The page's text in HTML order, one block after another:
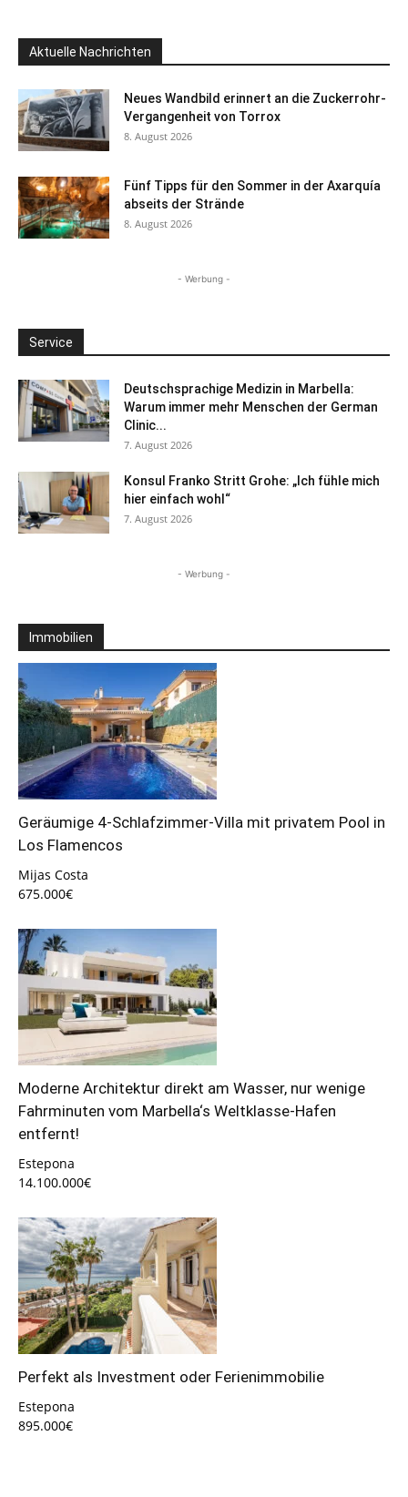
Aktuelle Nachrichten
Neues Wandbild erinnert an die Zuckerrohr-
Vergangenheit von Torrox
8. August 2026
Fünf Tipps für den Sommer in der Axarquía
abseits der Strände
8. August 2026
- Werbung -
Service
Deutschsprachige Medizin in Marbella:
Warum immer mehr Menschen der German
Clinic...
7. August 2026
Konsul Franko Stritt Grohe: „Ich fühle mich
hier einfach wohl“
7. August 2026
- Werbung -
Immobilien
Geräumige 4-Schlafzimmer-Villa mit privatem Pool in
Los Flamencos
Mijas Costa
675.000€
Moderne Architektur direkt am Wasser, nur wenige
Fahrminuten vom Marbella‘s Weltklasse-Hafen
entfernt!
Estepona
14.100.000€
Perfekt als Investment oder Ferienimmobilie
Estepona
895.000€